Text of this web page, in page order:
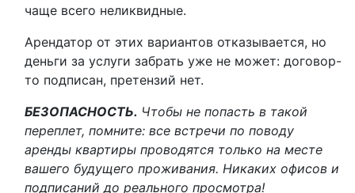
чаще всего неликвидные.
Арендатор от этих вариантов отказывается, но
деньги за услуги забрать уже не может: договор-
то подписан, претензий нет.
БЕЗОПАСНОСТЬ. Чтобы не попасть в такой
переплет, помните: все встречи по поводу
аренды квартиры проводятся только на месте
вашего будущего проживания. Никаких офисов и
подписаний до реального просмотра!